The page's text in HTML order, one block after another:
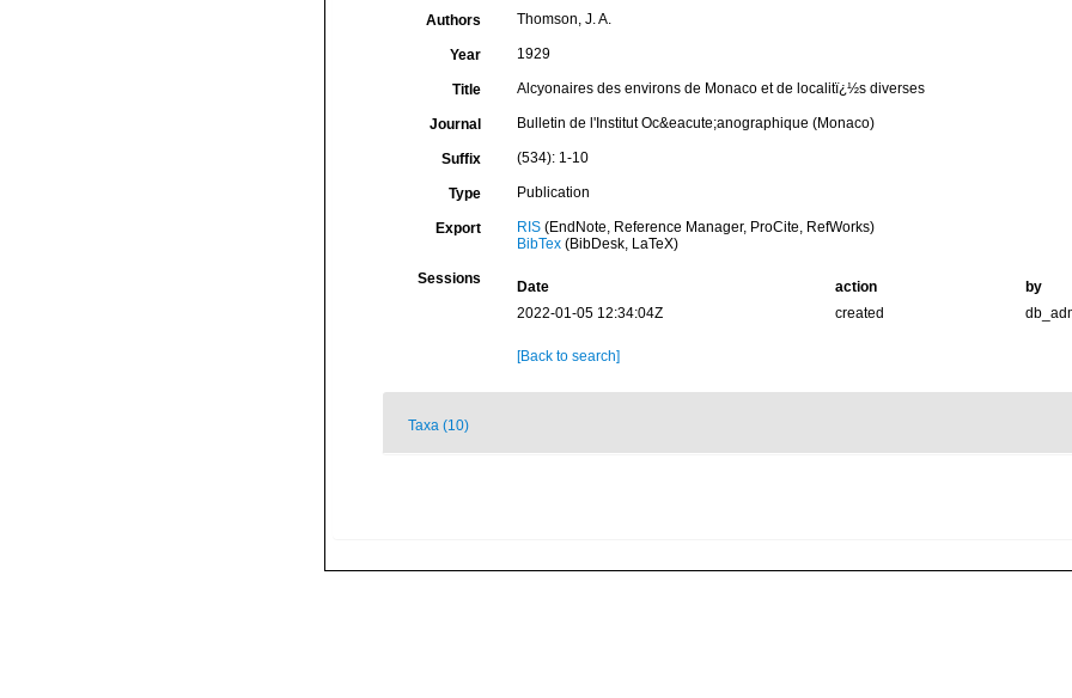
Authors Thomson, J. A.
Year 1929
Title Alcyonaires des environs de Monaco et de localitï¿½s diverses
Journal Bulletin de l'Institut Oc&eacute;anographique (Monaco)
Suffix (534): 1-10
Type Publication
Export RIS(EndNote, Reference Manager, ProCite, RefWorks)
BibTex(BibDesk, LaTeX)
Sessions Date action
by
2022-01-05 12:34:04Z
created
[Back to search]
Taxa (10)